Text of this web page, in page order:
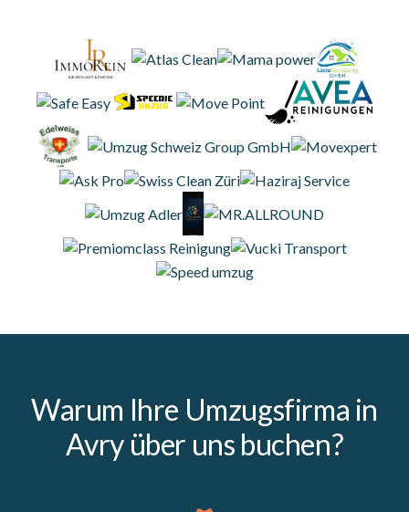
Warum Ihre Umzugsfirma in
Avry über uns buchen?